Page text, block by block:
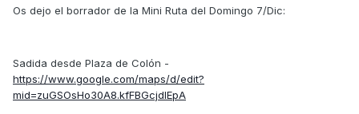
Os dejo el borrador de la Mini Ruta del Domingo 7/Dic:
Sadida desde Plaza de Colón -
https://www.google.com/maps/d/edit?
mid=zuGSOsHo30A8.kfFBGcjdIEpA